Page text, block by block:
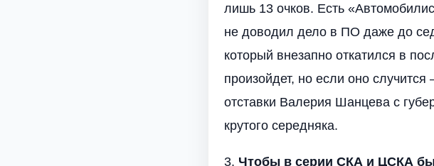
лишь 13 очков. Есть
не доводил дело в ПО даже до
который внезапно откатился в
произойдет, но если оно
отставки Валерия Шанцева с
крутого середняка.
3. Чтобы в серии СКА и ЦСКА